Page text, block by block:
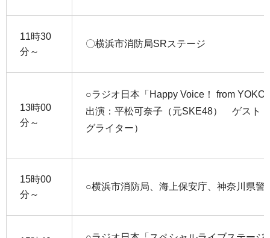
11時30
分～
〇横浜市消防局SRステージ
13時00
分～
○ラジオ日本「Happy Voice！ from
出演：平松可奈子（元SKE48） ゲスト
グライター）
15時00
分～
○横浜市消防局、海上保安庁、神奈川県警